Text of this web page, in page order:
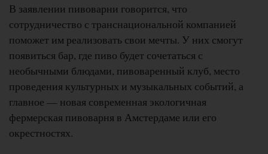
В заявлении пивоварни говорится, что
сотрудничество с транснациональной компанией
поможет им реализовать свои мечты. У них смогут
появиться бар, где пиво будет сочетаться с
необычными блюдами, пивоваренный клуб, место
проведения культурных и музыкальных событий, а
главное — новая современная экологичная
фермерская пивоварня в Амстердаме или его
окрестностях.